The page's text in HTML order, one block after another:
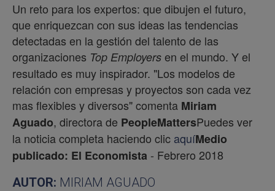
Un reto para los expertos: que dibujen el futuro,
que enriquezcan con sus ideas las tendencias
detectadas en la gestión del talento de las
organizaciones Top Employers en el mundo. Y el
resultado es muy inspirador. "Los modelos de
relación con empresas y proyectos son cada vez
mas flexibles y diversos" comenta Miriam
Aguado, directora de PeopleMattersPuedes ver
la noticia completa haciendo clic aquíMedio
publicado: El Economista - Febrero 2018
AUTOR: MIRIAM AGUADO